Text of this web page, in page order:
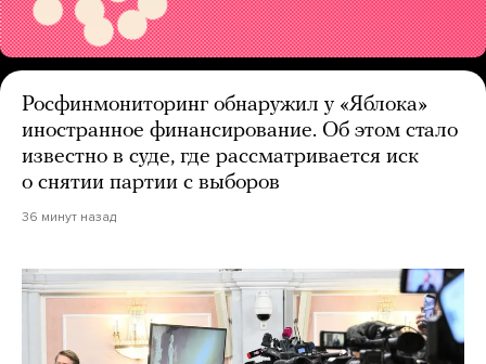
Росфинмониторинг обнаружил у «Яблока»
иностранное финансирование. Об этом стало
известно в суде, где рассматривается иск
о снятии партии с выборов
36 минут назад